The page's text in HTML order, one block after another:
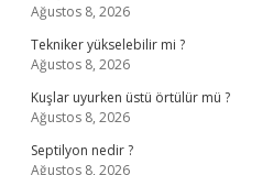
Ağustos 8, 2026
Tekniker yükselebilir mi ?
Ağustos 8, 2026
Kuşlar uyurken üstü örtülür mü ?
Ağustos 8, 2026
Septilyon nedir ?
Ağustos 8, 2026